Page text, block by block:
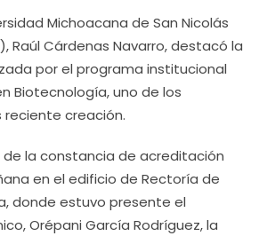
Michoacana de San Nicolás
Raúl Cárdenas Navarro, destacó la
por el programa institucional
Biotecnología, uno de los
creación.
la constancia de acreditación
en el edificio de Rectoría de
donde estuvo presente el
Orépani García Rodríguez, la